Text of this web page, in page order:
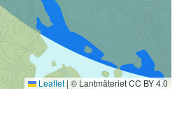
Leaflet | © Lantmäteriet CC BY 4.0